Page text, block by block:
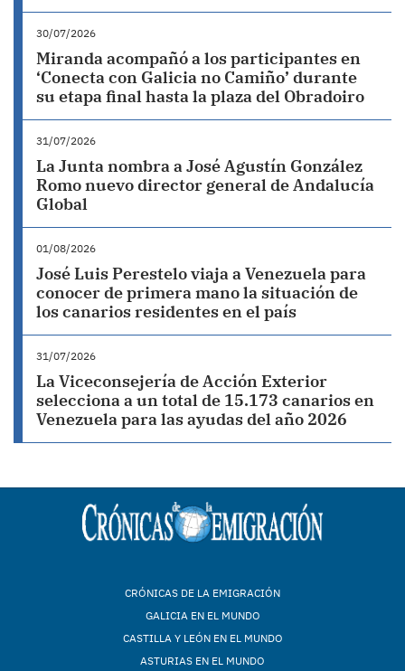
30/07/2026
Miranda acompañó a los participantes en
‘Conecta con Galicia no Camiño’ durante
su etapa final hasta la plaza del Obradoiro
31/07/2026
La Junta nombra a José Agustín González
Romo nuevo director general de Andalucía
Global
01/08/2026
José Luis Perestelo viaja a Venezuela para
conocer de primera mano la situación de
los canarios residentes en el país
31/07/2026
La Viceconsejería de Acción Exterior
selecciona a un total de 15.173 canarios en
Venezuela para las ayudas del año 2026
CRÓNICAS DE LA EMIGRACIÓN
GALICIA EN EL MUNDO
CASTILLA Y LEÓN EN EL MUNDO
ASTURIAS EN EL MUNDO